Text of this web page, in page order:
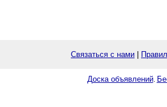
Связаться с нами
Доска объявлений.